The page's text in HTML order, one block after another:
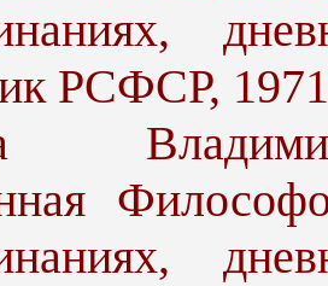
РСФСР,